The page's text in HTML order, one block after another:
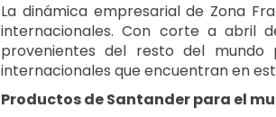
La dinámica empresarial de Zona
internacionales. Con corte a abril
provenientes del resto del mundo
internacionales que encuentran en
Productos de Santander para el